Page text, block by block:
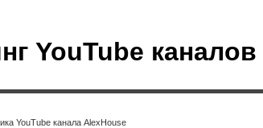
YouTube каналов
YouTube канала AlexHouse